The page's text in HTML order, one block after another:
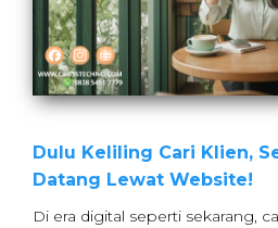
Dulu Keliling Cari Klien,
Datang Lewat Website!
Di era digital seperti sekarang,